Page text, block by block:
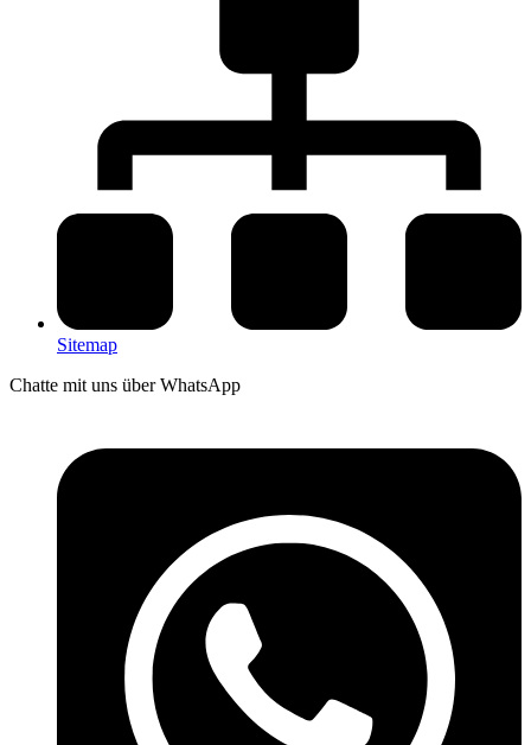
Sitemap
Chatte mit uns über WhatsApp